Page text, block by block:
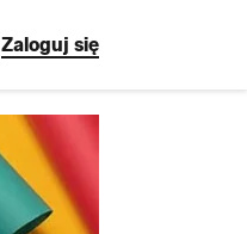
Zaloguj się